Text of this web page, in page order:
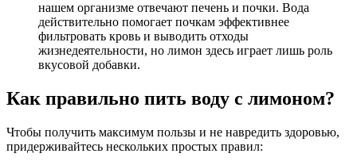
нашем организме отвечают печень и почки. Вода
действительно помогает почкам эффективнее
фильтровать кровь и выводить отходы
жизнедеятельности, но лимон здесь играет лишь роль
вкусовой добавки.
Как правильно пить воду с лимоном?
Чтобы получить максимум пользы и не навредить здоровью,
придерживайтесь нескольких простых правил: